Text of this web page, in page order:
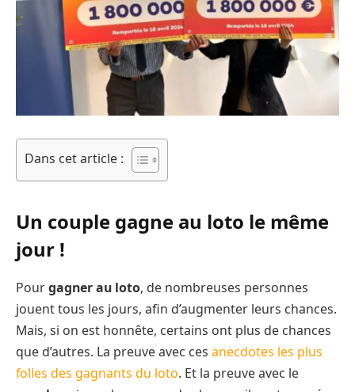
Dans cet article :
Un couple gagne au loto le même
jour !
Pourgagner au loto, de nombreuses personnes
jouent tous les jours, afin d’augmenter leurs chances.
Mais, si on est honnête, certains ont plus de chances
que d’autres. La preuve avec ces anecdotes les plus
folles des gagnants du loto. Et la preuve avec le